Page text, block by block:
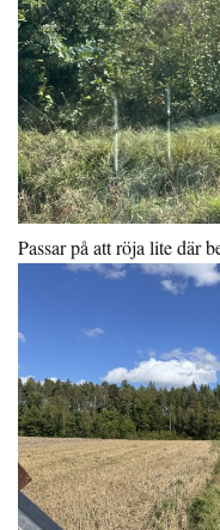
Passar på att röja lite där